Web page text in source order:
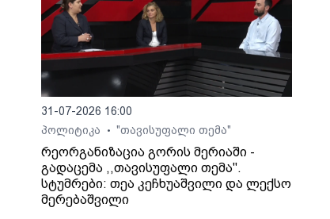
31-07-2026 16:00
პოლიტიკა
• "თავისუფალი თემა"
რეორგანიზაცია გორის მერიაში -
გადაცემა ,,თავისუფალი თემა".
სტუმრები: თეა კეჩხუაშვილი და ლექსო
მერებაშვილი